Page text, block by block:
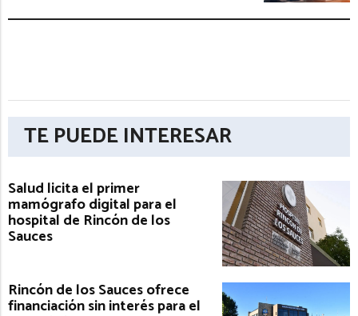
TE PUEDE INTERESAR
Salud licita el primer
mamógrafo digital para el
hospital de Rincón de los
Sauces
Rincón de los Sauces ofrece
financiación sin interés para el